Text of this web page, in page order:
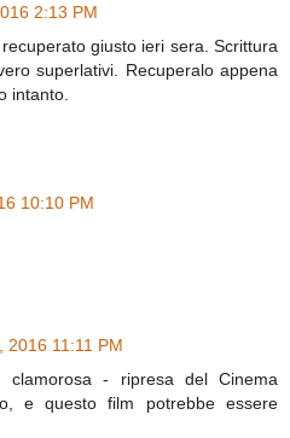
2:13 PM
giusto ieri sera. Scrittura
superlativi. Recuperalo appena
intanto.
10:10 PM
2016 11:11 PM
- ripresa del Cinema
e questo film potrebbe essere